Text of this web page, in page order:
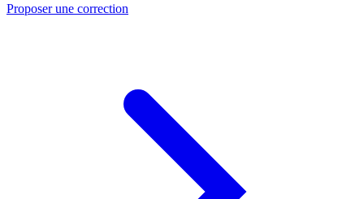
Proposer une correction